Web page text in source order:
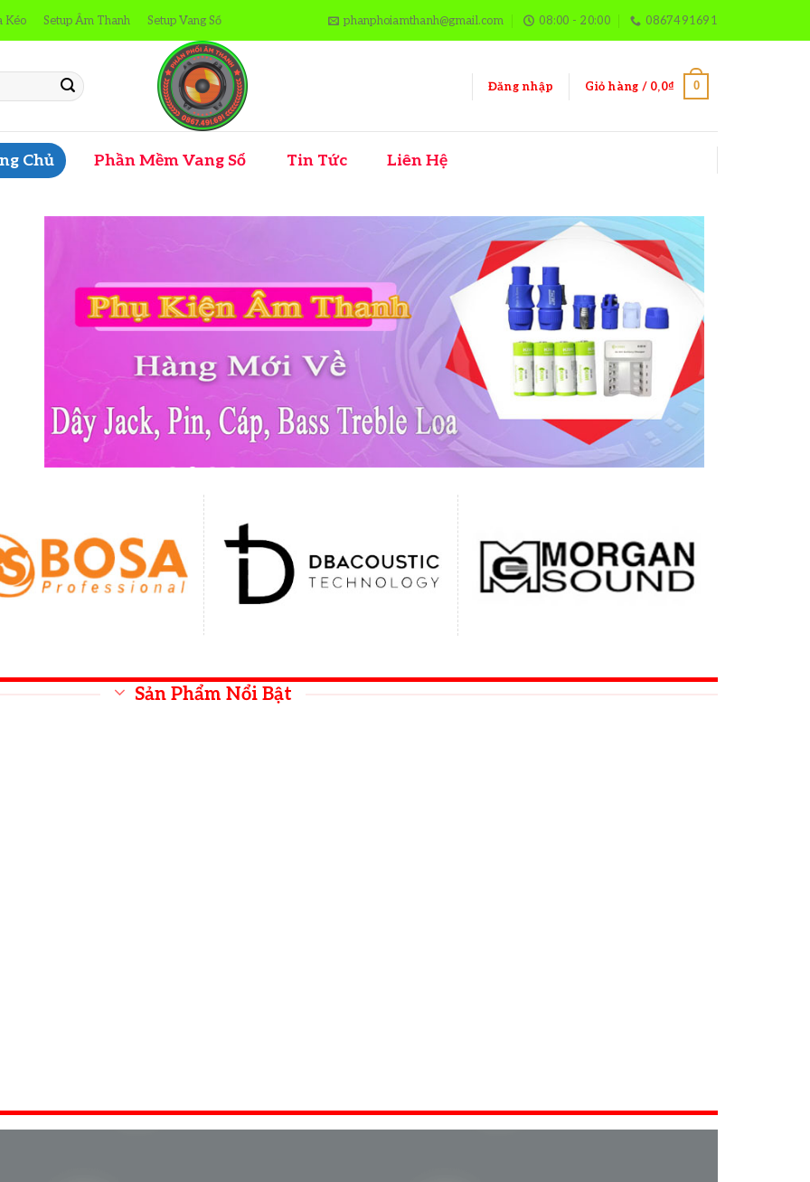
Kéo Setup Âm Thanh Setup Vang Số phanphoiamthanh@gmail.com 08:00 - 20:00 0867491691
Đăng nhập Giỏ hàng / 0,0₫ 0
Chủ Phần Mềm Vang Số Tin Tức Liên Hệ
Sản Phẩm Nổi Bật